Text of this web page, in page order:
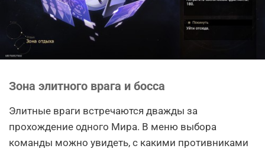
Зона элитного врага и босса
Элитные враги встречаются дважды за
прохождение одного Мира. В меню выбора
команды можно увидеть, с какими противниками